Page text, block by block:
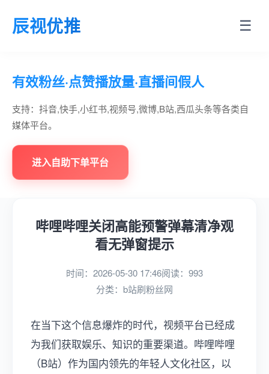
辰视优推 ☰
有效粉丝·点赞播放量·直播间假人
支持：抖音,快手,小红书,视频号,微博,B站,西瓜头条等各类自
媒体平台。
进入自助下单平台
哔哩哔哩关闭高能预警弹幕清净观
看无弹窗提示
时间：2026-05-30 17:46阅读：993
分类： b站刷粉丝网
在当下这个信息爆炸的时代，视频平台已经成
为我们获取娱乐、知识的重要渠道。哔哩哔哩
（B站）作为国内领先的年轻人文化社区，以